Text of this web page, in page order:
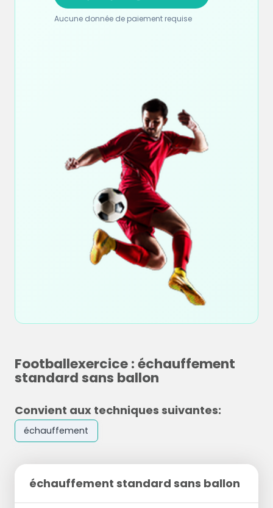
Aucune donnée de paiement requise
Footballexercice : échauffement
standard sans ballon
Convient aux techniques suivantes:
échauffement
échauffement standard sans ballon